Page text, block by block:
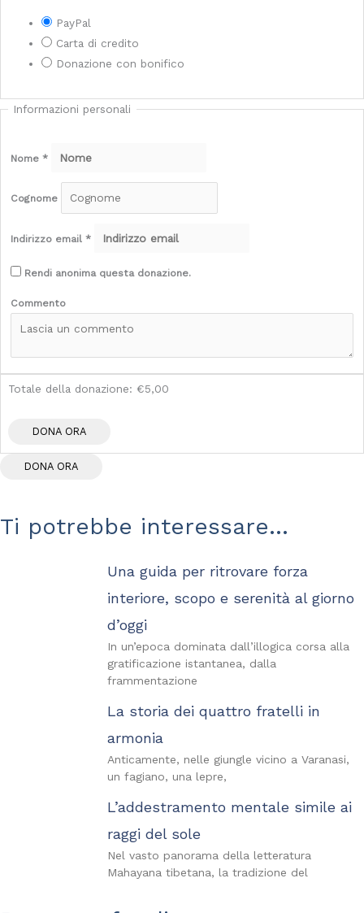
PayPal
Carta di credito
Donazione con bonifico
Informazioni personali
Nome *
Cognome
Indirizzo email *
Rendi anonima questa donazione.
Commento
Totale della donazione: €5,00
DONA ORA
Ti potrebbe interessare...
Una guida per ritrovare forza
interiore, scopo e serenità al giorno
d’oggi
In un’epoca dominata dall’illogica corsa alla
gratificazione istantanea, dalla
frammentazione
La storia dei quattro fratelli in
armonia
Anticamente, nelle giungle vicino a Varanasi,
un fagiano, una lepre,
L’addestramento mentale simile ai
raggi del sole
Nel vasto panorama della letteratura
Mahayana tibetana, la tradizione del